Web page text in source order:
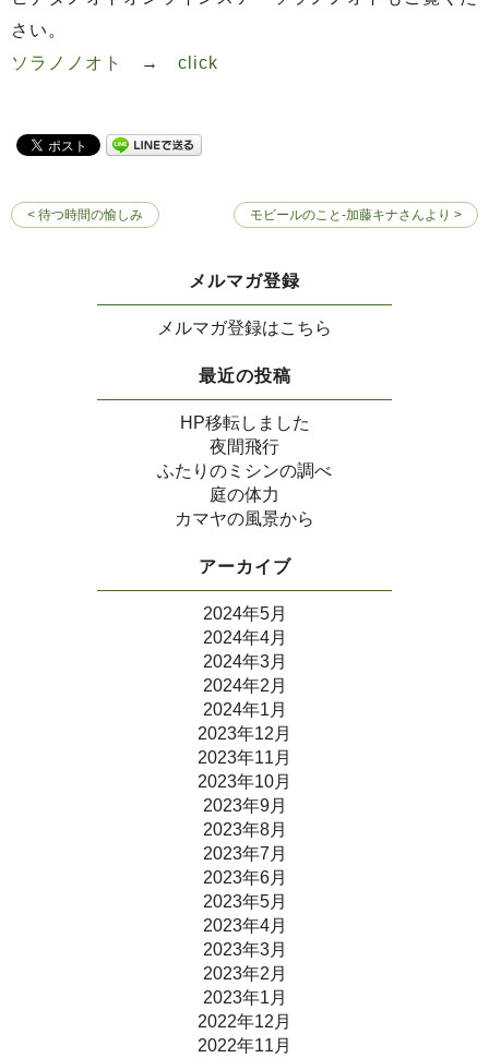
さい。
ソラノノオト
→ click
< 待つ時間の愉しみ モビールのこと-加藤キナさんより >
メルマガ登録
メルマガ登録はこちら
最近の投稿
HP移転しました
夜間飛行
ふたりのミシンの調べ
庭の体力
カマヤの風景から
アーカイブ
2024年5月
2024年4月
2024年3月
2024年2月
2024年1月
2023年12月
2023年11月
2023年10月
2023年9月
2023年8月
2023年7月
2023年6月
2023年5月
2023年4月
2023年3月
2023年2月
2023年1月
2022年12月
2022年11月